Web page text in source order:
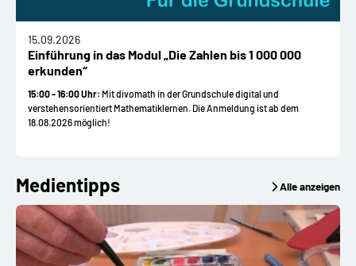
15.09.2026
Einführung in das Modul „Die Zahlen bis 1 000 000
erkunden“
15:00 - 16:00 Uhr: Mit divomath in der Grundschule digital und
verstehensorientiert Mathematiklernen. Die Anmeldung ist ab dem
18.08.2026 möglich!
Medientipps Alle anzeigen